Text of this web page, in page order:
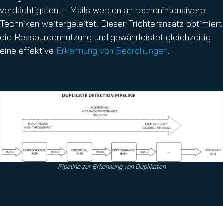
verdächtigsten E-Mails werden an rechenintensivere
Techniken weitergeleitet. Dieser Trichteransatz optimiert
die Ressourcennutzung und gewährleistet gleichzeitig
eine effektive Erkennung von Bedrohungen.
Pipeline zur Erkennung von Duplikaten